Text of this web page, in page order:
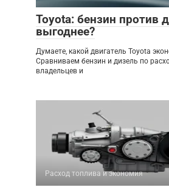
Toyota: бензин против
выгоднее?
Думаете, какой двигатель Toyota
Сравниваем бензин и дизель по
владельцев и
Расход топлива и экономия